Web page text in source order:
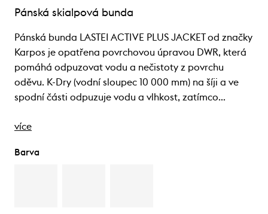
Pánská skialpová bunda
Pánská bunda LASTEI ACTIVE PLUS JACKET od značky
Karpos je opatřena povrchovou úpravou DWR, která
pomáhá odpuzovat vodu a nečistoty z povrchu
oděvu. K-Dry (vodní sloupec 10 000 mm) na šíji a ve
spodní části odpuzuje vodu a vlhkost, zatímco…
více
Barva